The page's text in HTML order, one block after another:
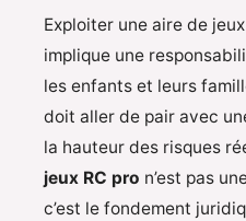
Exploiter une aire de
implique une
les enfants et leurs
doit aller de pair avec
la hauteur des risques
jeux RC pro n’est pas
c’est le fondement